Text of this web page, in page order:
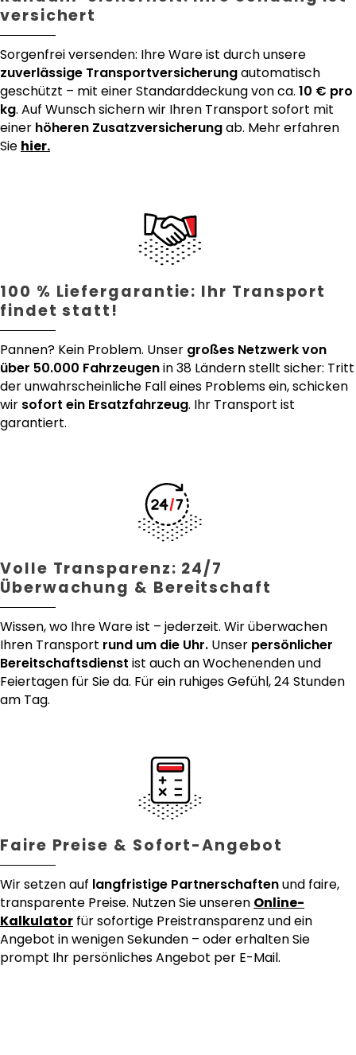
versichert
Sorgenfrei versenden: Ihre Ware ist durch unsere
zuverlässige Transportversicherungautomatisch
geschützt – mit einer Standarddeckung von ca. 10 € pro
kg. Auf Wunsch sichern wir Ihren Transport sofort mit
einer höheren Zusatzversicherungab. Mehr erfahren
Sie hier.
100 % Liefergarantie: Ihr Transport
findet statt!
Pannen? Kein Problem. Unser großes Netzwerk von
über 50.000 Fahrzeugenin 38 Ländern stellt sicher: Tritt
der unwahrscheinliche Fall eines Problems ein, schicken
wir sofort ein Ersatzfahrzeug. Ihr Transport ist
garantiert.
Volle Transparenz: 24/7
Überwachung & Bereitschaft
Wissen, wo Ihre Ware ist – jederzeit. Wir überwachen
Ihren Transport rund um die Uhr. Unser persönlicher
Bereitschaftsdienst ist auch an Wochenenden und
Feiertagen für Sie da. Für ein ruhiges Gefühl, 24 Stunden
am Tag.
Faire Preise & Sofort-Angebot
Wir setzen auf langfristige Partnerschaftenund faire,
transparente Preise. Nutzen Sie unseren Online-
Kalkulator für sofortige Preistransparenz und ein
Angebot in wenigen Sekunden – oder erhalten Sie
prompt Ihr persönliches Angebot per E-Mail.